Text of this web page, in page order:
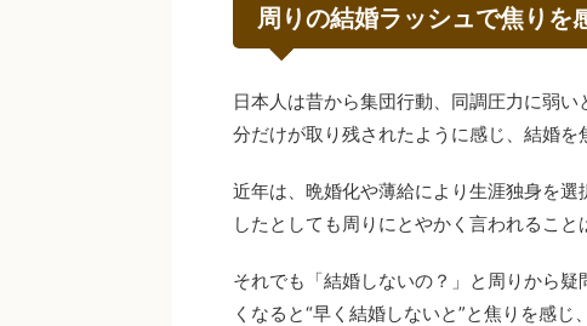
周りの結婚ラッシュで焦りを
日本人は昔から集団行動、同調圧力に弱
分だけが取り残されたように感じ、結婚を
近年は、晩婚化や薄給により生涯独身を
したとしても周りにとやかく言われること
それでも「結婚しないの？」と周りから
くなると“早く結婚しないと”と焦りを感